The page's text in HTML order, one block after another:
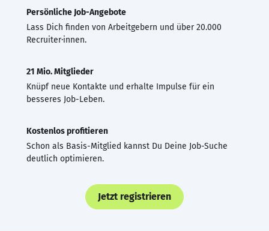
Persönliche Job-Angebote
Lass Dich finden von Arbeitgebern und über 20.000
Recruiter·innen.
21 Mio. Mitglieder
Knüpf neue Kontakte und erhalte Impulse für ein
besseres Job-Leben.
Kostenlos profitieren
Schon als Basis-Mitglied kannst Du Deine Job-Suche
deutlich optimieren.
Jetzt registrieren